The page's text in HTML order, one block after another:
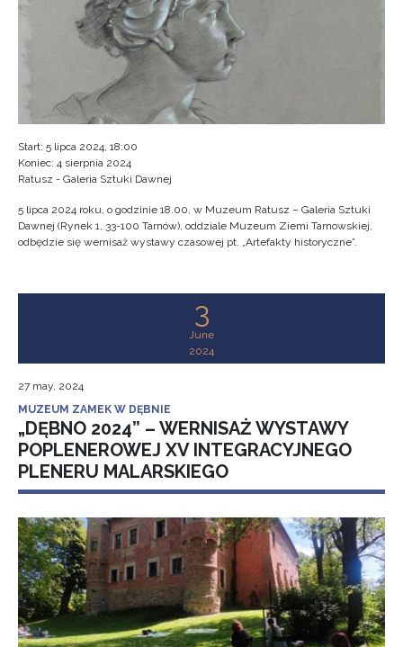
Start: 5 lipca 2024, 18:00
Koniec: 4 sierpnia 2024
Ratusz - Galeria Sztuki Dawnej
5 lipca 2024 roku, o godzinie 18.00, w Muzeum Ratusz – Galeria Sztuki
Dawnej (Rynek 1, 33-100 Tarnów), oddziale Muzeum Ziemi Tarnowskiej,
odbędzie się wernisaż wystawy czasowej pt. „Artefakty historyczne”.
3
June
2024
27 may, 2024
MUZEUM ZAMEK W DĘBNIE
„DĘBNO 2024” – WERNISAŻ WYSTAWY
POPLENEROWEJ XV INTEGRACYJNEGO
PLENERU MALARSKIEGO